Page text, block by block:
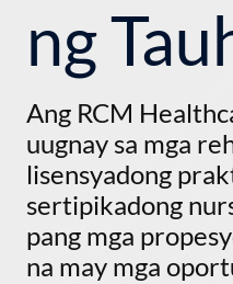
ng
Ang RCM
uugnay sa mga
lisensyadong
sertipikadong
pang mga
na may mga